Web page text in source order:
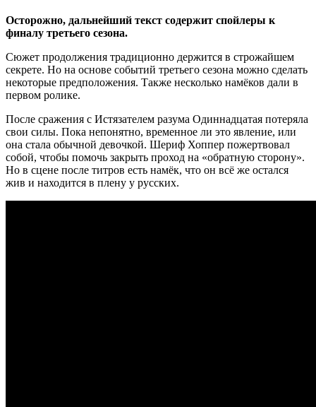
Осторожно, дальнейший текст содержит спойлеры к
финалу третьего сезона.
Сюжет продолжения традиционно держится в строжайшем
секрете. Но на основе событий третьего сезона можно сделать
некоторые предположения. Также несколько намёков дали в
первом ролике.
После сражения с Истязателем разума Одиннадцатая потеряла
свои силы. Пока непонятно, временное ли это явление, или
она стала обычной девочкой. Шериф Хоппер пожертвовал
собой, чтобы помочь закрыть проход на «обратную сторону».
Но в сцене после титров есть намёк, что он всё же остался
жив и находится в плену у русских.